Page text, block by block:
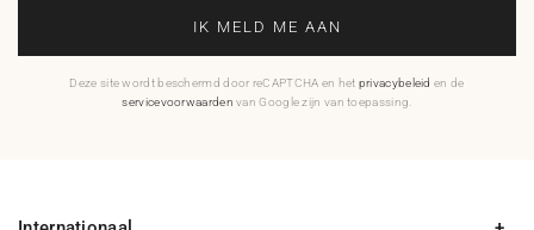
IK MELD ME AAN
Deze site wordt beschermd door reCAPTCHA en het privacybeleid en de
servicevoorwaarden van Google zijn van toepassing.